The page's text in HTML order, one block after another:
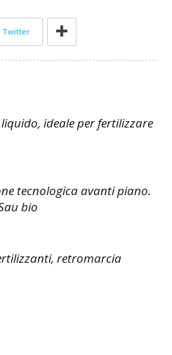
Twitter
ideale per fertilizzare
tecnologica avanti piano.
bio
retromarcia